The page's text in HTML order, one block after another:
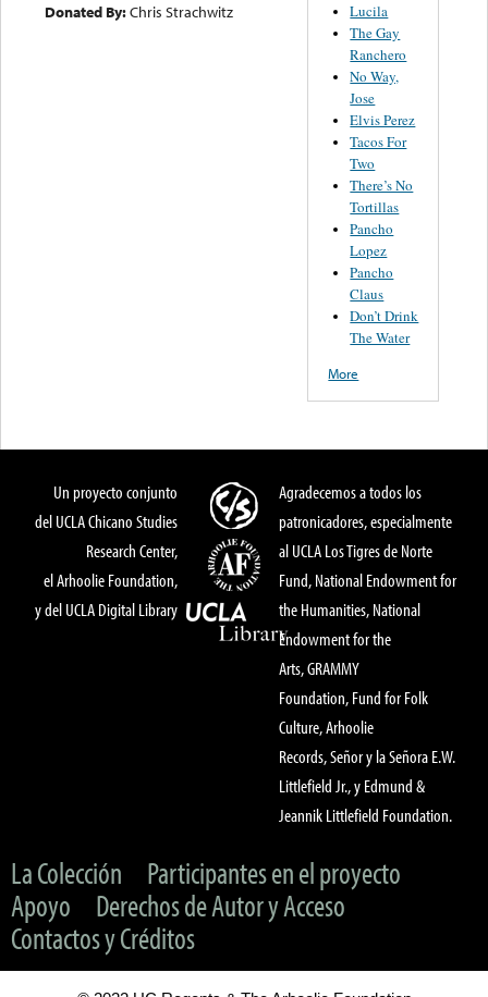
Donated By:Chris Strachwitz
Lucila
The Gay
Ranchero
No Way,
Jose
Elvis Perez
Tacos For
Two
There’s No
Tortillas
Pancho
Lopez
Pancho
Claus
Don’t Drink
The Water
More
Un proyecto conjunto
del UCLA Chicano Studies
Research Center,
el Arhoolie Foundation,
y del UCLA Digital Library
Agradecemos a todos los
patronicadores, especialmente
al UCLA Los Tigres de Norte
Fund, National Endowment for
the Humanities, National
Endowment for the
Arts, GRAMMY
Foundation, Fund for Folk
Culture, Arhoolie
Records, Señor y la Señora E.W.
Littlefield Jr., y Edmund &
Jeannik Littlefield Foundation.
La Colección
Participantes en el proyecto
Apoyo
Derechos de Autor y Acceso
Contactos y Créditos